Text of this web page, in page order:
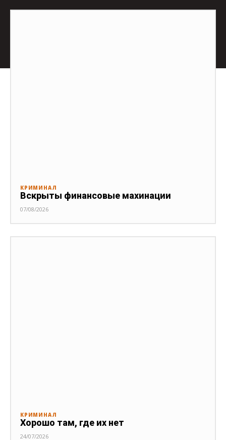
КРИМИНАЛ
Вскрыты финансовые махинации
07/08/2026
КРИМИНАЛ
Хорошо там, где их нет
24/07/2026